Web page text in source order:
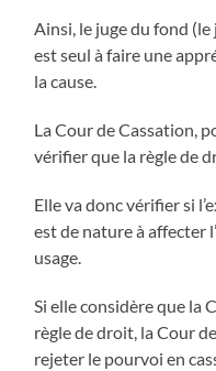
Ainsi, le juge du fond (le
est seul à faire une
la cause.
La Cour de Cassation,
vérifier que la règle de
Elle va donc vérifier si
est de nature à affecter
usage.
Si elle considère que la
règle de droit, la Cour
rejeter le pourvoi en